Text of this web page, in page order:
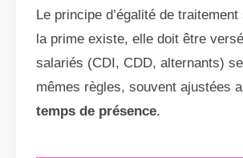
Le principe d’égalité de traitement
la prime existe, elle doit être
salariés (CDI, CDD, alternants)
mêmes règles, souvent ajustées
temps de présence.